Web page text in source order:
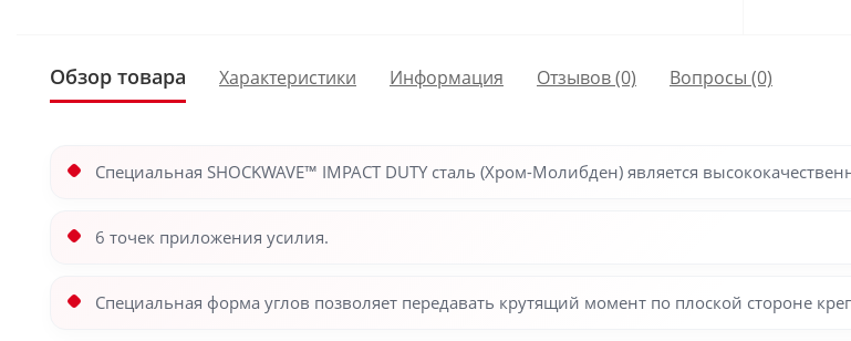
Обзор товара Характеристики Информация Отзывов (0) Вопросы (0)
Специальная SHOCKWAVE™ IMPACT DUTY сталь (Хром-Молибден) является
6 точек приложения усилия.
Специальная форма углов позволяет передавать крутящий момент по плоской стороне